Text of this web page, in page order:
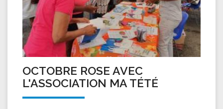
OCTOBRE ROSE AVEC
L'ASSOCIATION MA TÉTÉ